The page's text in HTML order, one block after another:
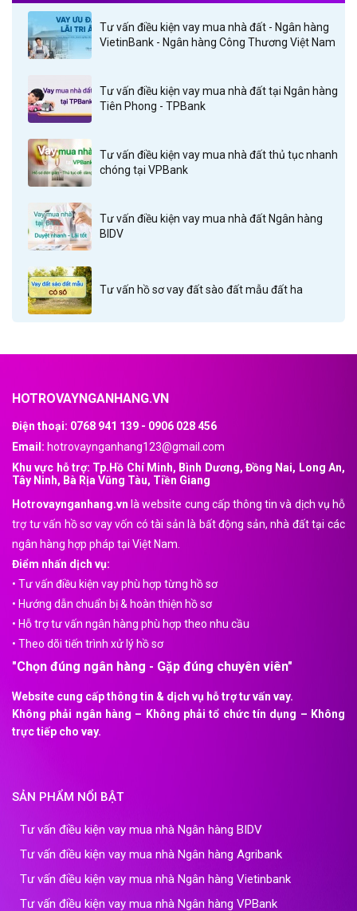
Tư vấn điều kiện vay mua nhà đất - Ngân hàng
VietinBank - Ngân hàng Công Thương Việt Nam
Tư vấn điều kiện vay mua nhà đất tại Ngân hàng
Tiên Phong - TPBank
Tư vấn điều kiện vay mua nhà đất thủ tục nhanh
chóng tại VPBank
Tư vấn điều kiện vay mua nhà đất Ngân hàng
BIDV
Tư vấn hồ sơ vay đất sào đất mẫu đất ha
HOTROVAYNGANHANG.VN
Điện thoại: 0768 941 139 - 0906 028 456
Email: hotrovaynganhang123@gmail.com
Khu vực hỗ trợ: Tp.Hồ Chí Minh, Bình Dương, Đồng Nai, Long An,
Tây Ninh, Bà Rịa Vũng Tàu, Tiền Giang
Hotrovaynganhang.vn là website cung cấp thông tin và dịch vụ hỗ
trợ tư vấn hồ sơ vay vốn có tài sản là bất động sản, nhà đất tại các
ngân hàng hợp pháp tại Việt Nam.
Điểm nhấn dịch vụ:
• Tư vấn điều kiện vay phù hợp từng hồ sơ
• Hướng dẫn chuẩn bị & hoàn thiện hồ sơ
• Hỗ trợ tư vấn ngân hàng phù hợp theo nhu cầu
• Theo dõi tiến trình xử lý hồ sơ
"Chọn đúng ngân hàng - Gặp đúng chuyên viên"
Website cung cấp thông tin & dịch vụ hỗ trợ tư vấn vay.
Không phải ngân hàng – Không phải tổ chức tín dụng – Không
trực tiếp cho vay.
SẢN PHẨM NỔI BẬT
Tư vấn điều kiện vay mua nhà Ngân hàng BIDV
Tư vấn điều kiện vay mua nhà Ngân hàng Agribank
Tư vấn điều kiện vay mua nhà Ngân hàng Vietinbank
Tư vấn điều kiện vay mua nhà Ngân hàng VPBank